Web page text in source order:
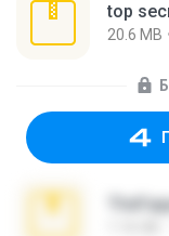
top
20.6 MB